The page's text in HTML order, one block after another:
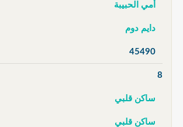
أمي الحبيبة
دايم دوم
45490
8
ساكن قلبي
ساكن قلبي